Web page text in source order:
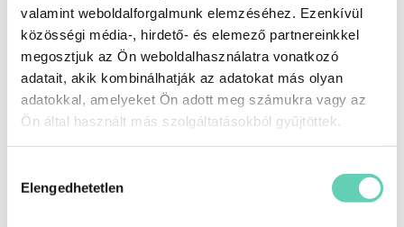
valamint weboldalforgalmunk elemzéséhez. Ezenkívül
közösségi média-, hirdető- és elemező partnereinkkel
megosztjuk az Ön weboldalhasználatra vonatkozó
adatait, akik kombinálhatják az adatokat más olyan
adatokkal, amelyeket Ön adott meg számukra vagy az
Ön által használt más szolgáltatásokból gyűjtöttek.
kiválasztása
Elengedhetetlen
Tsuki Mimas β menstruációs diszk és sterilizáló
pohár csomag
9990Ft
Csillagjegyek a piros betűs napokon
Menstruációs Kehely: Egy kényelmes és környezetbarát
megoldás